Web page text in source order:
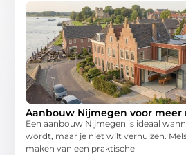
Aanbouw Nijmegen voor
Een aanbouw Nijmegen is ideaal
wordt, maar je niet wilt verhuizen.
maken van een praktische